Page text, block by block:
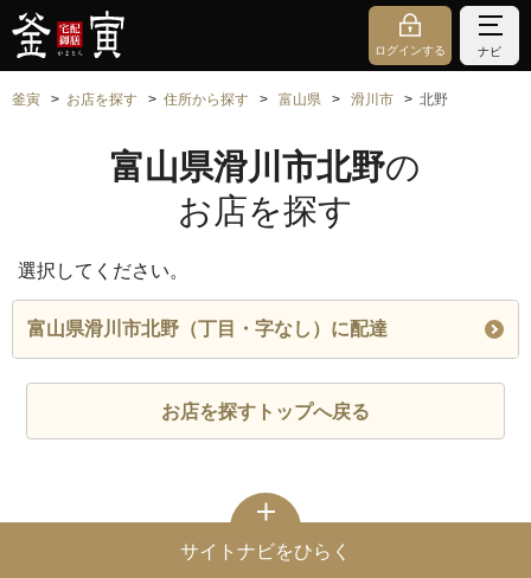
ログインする ナビ
釜寅 お店を探す 住所から探す 富山県 滑川市 北野
富山県滑川市北野の
お店を探す
選択してください。
富山県滑川市北野（丁目・字なし）に配達
お店を探すトップへ戻る
サイトナビをひらく